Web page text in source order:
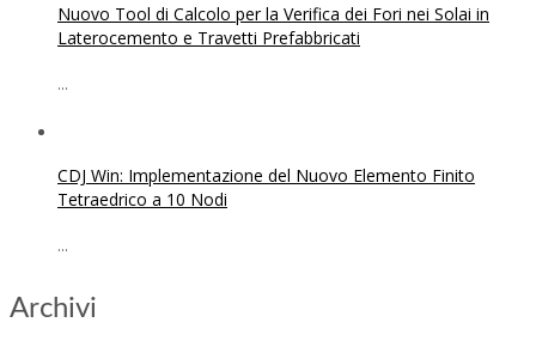
Nuovo Tool di Calcolo per la Verifica dei Fori nei Solai in
Laterocemento e Travetti Prefabbricati
...
CDJ Win: Implementazione del Nuovo Elemento Finito
Tetraedrico a 10 Nodi
...
Archivi